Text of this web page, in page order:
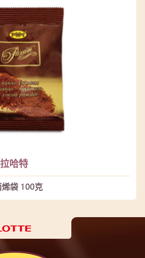
拉哈特
烯袋 100克